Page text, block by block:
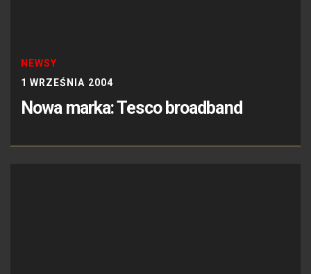
NEWSY
1 WRZEŚNIA 2004
Nowa marka: Tesco broadband